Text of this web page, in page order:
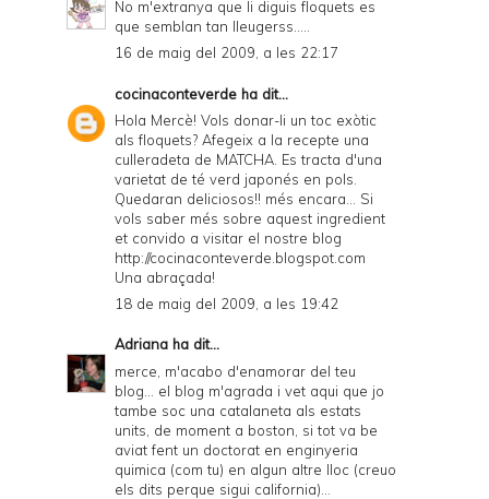
No m'extranya que li diguis floquets es
que semblan tan lleugerss.....
16 de maig del 2009, a les 22:17
cocinaconteverde ha dit...
Hola Mercè! Vols donar-li un toc exòtic
als floquets? Afegeix a la recepte una
culleradeta de MATCHA. Es tracta d'una
varietat de té verd japonés en pols.
Quedaran deliciosos!! més encara... Si
vols saber més sobre aquest ingredient
et convido a visitar el nostre blog
http://cocinaconteverde.blogspot.com
Una abraçada!
18 de maig del 2009, a les 19:42
Adriana ha dit...
merce, m'acabo d'enamorar del teu
blog... el blog m'agrada i vet aqui que jo
tambe soc una catalaneta als estats
units, de moment a boston, si tot va be
aviat fent un doctorat en enginyeria
quimica (com tu) en algun altre lloc (creuo
els dits perque sigui california)...